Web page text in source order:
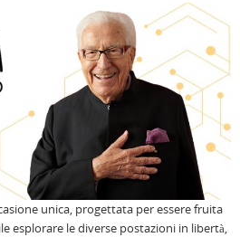
unica, progettata per essere fruita
esplorare le diverse postazioni in libertà,